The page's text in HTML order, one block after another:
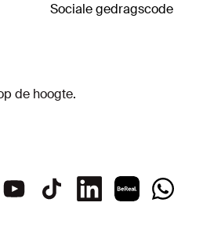
Sociale gedragscode
de hoogte.